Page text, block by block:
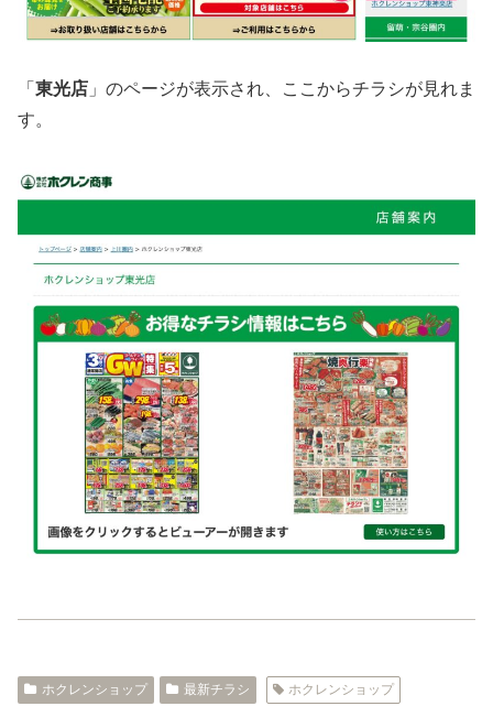
「 東光店 」のページが表示され、ここからチラシが見れま
す。
ホクレンショップ 最新チラシ ホクレンショップ